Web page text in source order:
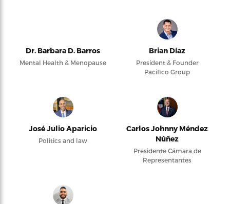
Dr. Barbara D. Barros
Mental Health & Menopause
Brian Díaz
President & Founder
Pacifico Group
José Julio Aparicio
Politics and law
Carlos Johnny Méndez
Núñez
Presidente Cámara de
Representantes